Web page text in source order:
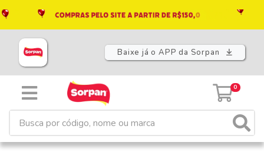
Baixe já o APP da Sorpan
0